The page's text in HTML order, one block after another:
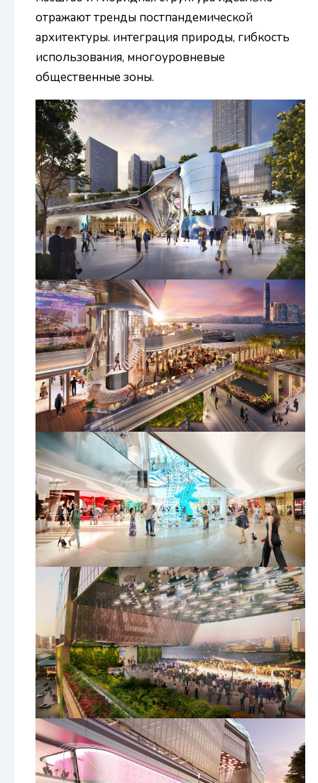
отражают тренды постпандемической
архитектуры. интеграция природы, гибкость
использования, многоуровневые
общественные зоны.